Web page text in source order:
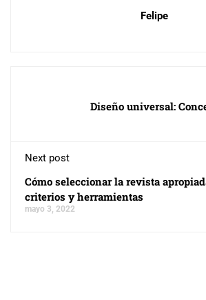
Felipe
Diseño universal:
Next post
Cómo seleccionar la revista
criterios y herramientas
mayo 3, 2022